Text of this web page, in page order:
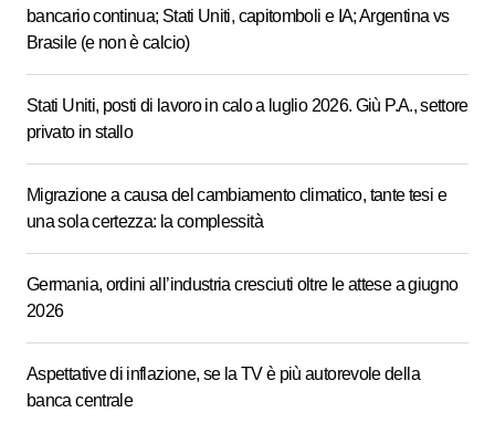
bancario continua; Stati Uniti, capitomboli e IA; Argentina vs
Brasile (e non è calcio)
Stati Uniti, posti di lavoro in calo a luglio 2026. Giù P.A., settore
privato in stallo
Migrazione a causa del cambiamento climatico, tante tesi e
una sola certezza: la complessità
Germania, ordini all’industria cresciuti oltre le attese a giugno
2026
Aspettative di inflazione, se la TV è più autorevole della
banca centrale